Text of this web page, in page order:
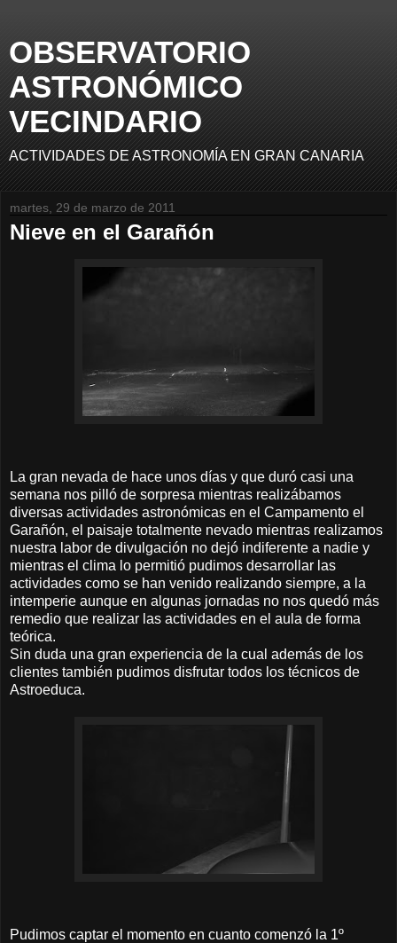
OBSERVATORIO
ASTRONÓMICO
VECINDARIO
ACTIVIDADES DE ASTRONOMÍA EN GRAN CANARIA
martes, 29 de marzo de 2011
Nieve en el Garañón
La gran nevada de hace unos días y que duró casi una
semana nos pilló de sorpresa mientras realizábamos
diversas actividades astronómicas en el Campamento el
Garañón, el paisaje totalmente nevado mientras realizamos
nuestra labor de divulgación no dejó indiferente a nadie y
mientras el clima lo permitió pudimos desarrollar las
actividades como se han venido realizando siempre, a la
intemperie aunque en algunas jornadas no nos quedó más
remedio que realizar las actividades en el aula de forma
teórica.
Sin duda una gran experiencia de la cual además de los
clientes también pudimos disfrutar todos los técnicos de
Astroeduca.
Pudimos captar el momento en cuanto comenzó la 1º